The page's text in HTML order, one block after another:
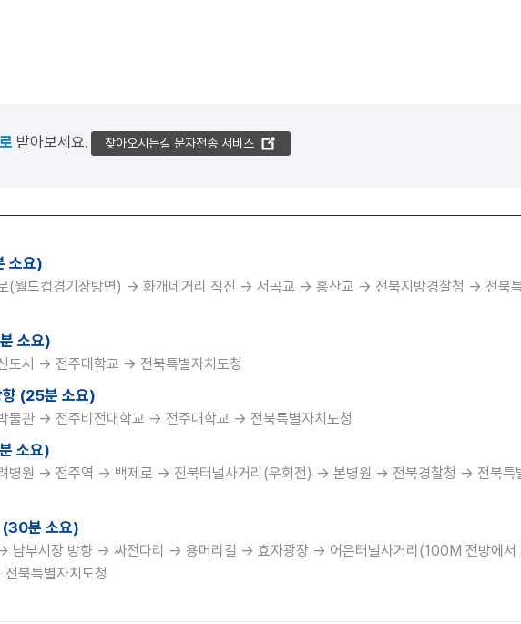
받아보세요. 찾아오시는길 문자전송 서비스
소요)
(월드컵경기장방면) → 화개네거리 직진 → 서곡교 → 홍산교 → 전북지방경찰청 → 전북
소요)
도시 → 전주대학교 → 전북특별자치도청
(25분 소요)
물관 → 전주비전대학교 → 전주대학교 → 전북특별자치도청
소요)
병원 → 전주역 → 백제로 → 진북터널사거리(우회전) → 본병원 → 전북경찰청 → 전북특
(30분 소요)
남부시장 방향 → 싸전다리 → 용머리길 → 효자광장 → 어은터널사거리(100M 전방에서
북특별자치도청